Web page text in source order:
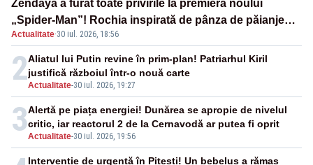
Zendaya a furat toate privirile la premiera noului
„Spider-Man”! Rochia inspirată de pânza de păianjen a
făcut senzație
Actualitate·30 iul. 2026, 18:56
2Actualitate-30 iul. 2026, 19:27
Aliatul lui Putin revine în prim-plan! Patriarhul Kiril
justifică războiul într-o nouă carte
3Actualitate-30 iul. 2026, 19:56
Alertă pe piața energiei! Dunărea se apropie de nivelul
critic, iar reactorul 2 de la Cernavodă ar putea fi oprit
Intervenție de urgență în Pitești! Un bebeluș a rămas